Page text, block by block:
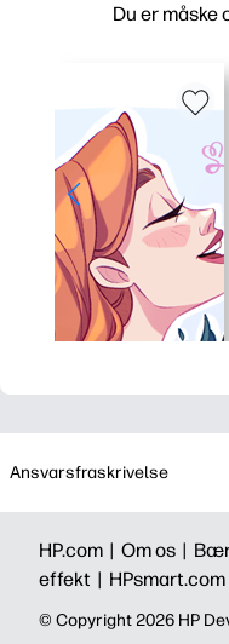
Du er måske
Ansvarsfraskrivelse
HP.com | Om os |
effekt | HPsmart.com
©️ Copyright 2026 HP